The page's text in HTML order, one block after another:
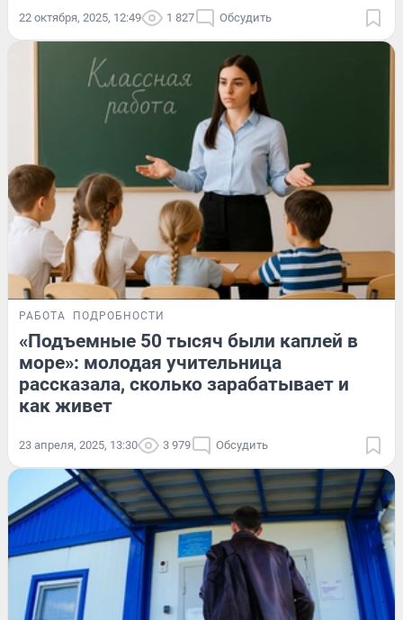
22 октября, 2025, 12:49 1 827 Обсудить
РАБОТА ПОДРОБНОСТИ
«Подъемные 50 тысяч были каплей в
море»: молодая учительница
рассказала, сколько зарабатывает и
как живет
23 апреля, 2025, 13:30 3 979 Обсудить